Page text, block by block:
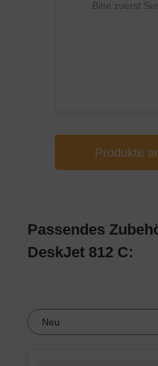
Bitte zuerst
Produkte
Passendes
DeskJet 812 C: